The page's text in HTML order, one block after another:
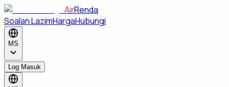
AirRenda
Soalan LazimHargaHubungi
MS
Log Masuk